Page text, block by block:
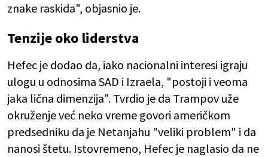
znake raskida", objasnio je.
Tenzije oko liderstva
Hefec je dodao da, iako nacionalni interesi igraju
ulogu u odnosima SAD i Izraela, "postoji i veoma
jaka lična dimenzija". Tvrdio je da Trampov uže
okruženje već neko vreme govori američkom
predsedniku da je Netanjahu "veliki problem" i da
nanosi štetu. Istovremeno, Hefec je naglasio da ne